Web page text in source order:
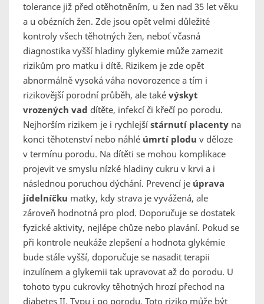
tolerance již před otěhotněním, u žen nad 35 let věku
a u obézních žen. Zde jsou opět velmi důležité
kontroly všech těhotných žen, neboť včasná
diagnostika vyšší hladiny glykemie může zamezit
rizikům pro matku i dítě. Rizikem je zde opět
abnormálně vysoká váha novorozence a tím i
rizikovější porodní průběh, ale také výskyt
vrozených vad dítěte, infekcí či křečí po porodu.
Nejhorším rizikem je i rychlejší stárnutí placenty na
konci těhotenství nebo náhlé úmrtí plodu v děloze
v termínu porodu. Na dítěti se mohou komplikace
projevit ve smyslu nízké hladiny cukru v krvi a i
následnou poruchou dýchání. Prevencí je úprava
jídelníčku matky, kdy strava je vyvážená, ale
zároveň hodnotná pro plod. Doporučuje se dostatek
fyzické aktivity, nejlépe chůze nebo plavání. Pokud se
při kontrole neukáže zlepšení a hodnota glykémie
bude stále vyšší, doporučuje se nasadit terapii
inzulínem a glykemii tak upravovat až do porodu. U
tohoto typu cukrovky těhotných hrozí přechod na
diabetes II. Typu i po porodu. Toto riziko může být